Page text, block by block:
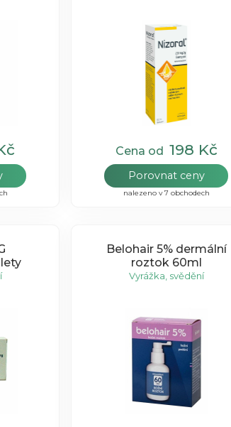
Cena od 198 Kč
Porovnat ceny
nalezeno v 7 obchodech
Belohair 5% dermální
roztok 60ml
Vyrážka, svědění